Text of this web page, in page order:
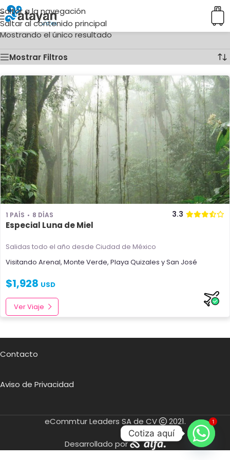
Saltar a la navegación
Saltar al contenido principal
Inicio/Ciudades del producto
Mostrando el único resultado
Mostrar Filtros
1 PAÍS 8 DÍAS 3.3
Especial Luna de Miel
Salidas todo el año desde Ciudad de México
Visitando Arenal, Monte Verde, Playa Quizales ySan José
$1,928 USD
Ver Viaje
Contacto
Aviso de Privacidad
eCommtur Leaders SA de CV 2021.
Desarrollado por
1
Cotiza aquí